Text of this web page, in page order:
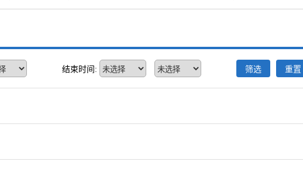
结束时间: 筛选 重置